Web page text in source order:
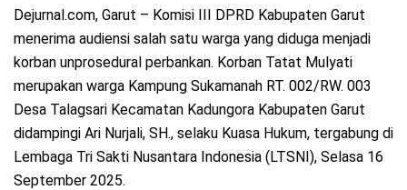
Dejurnal.com, Garut – Komisi III DPRD Kabupaten Garut
menerima audiensi salah satu warga yang diduga menjadi
korban unprosedural perbankan. Korban Tatat Mulyati
merupakan warga Kampung Sukamanah RT. 002/RW. 003
Desa Talagsari Kecamatan Kadungora Kabupaten Garut
didampingi Ari Nurjali, SH., selaku Kuasa Hukum, tergabung di
Lembaga Tri Sakti Nusantara Indonesia (LTSNI), Selasa 16
September 2025.